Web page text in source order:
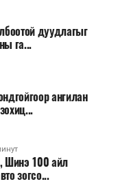
Иргэд
төрийн цахим
гадаадын
Тухайлбал,
орлогын 80 гаруй
бөгөөд тус улсын
орж болзошгүйг
сайд мэдэгджээ.
дуудлагыг
га...
ангилан
Шинэ 100 айл
зогсо...